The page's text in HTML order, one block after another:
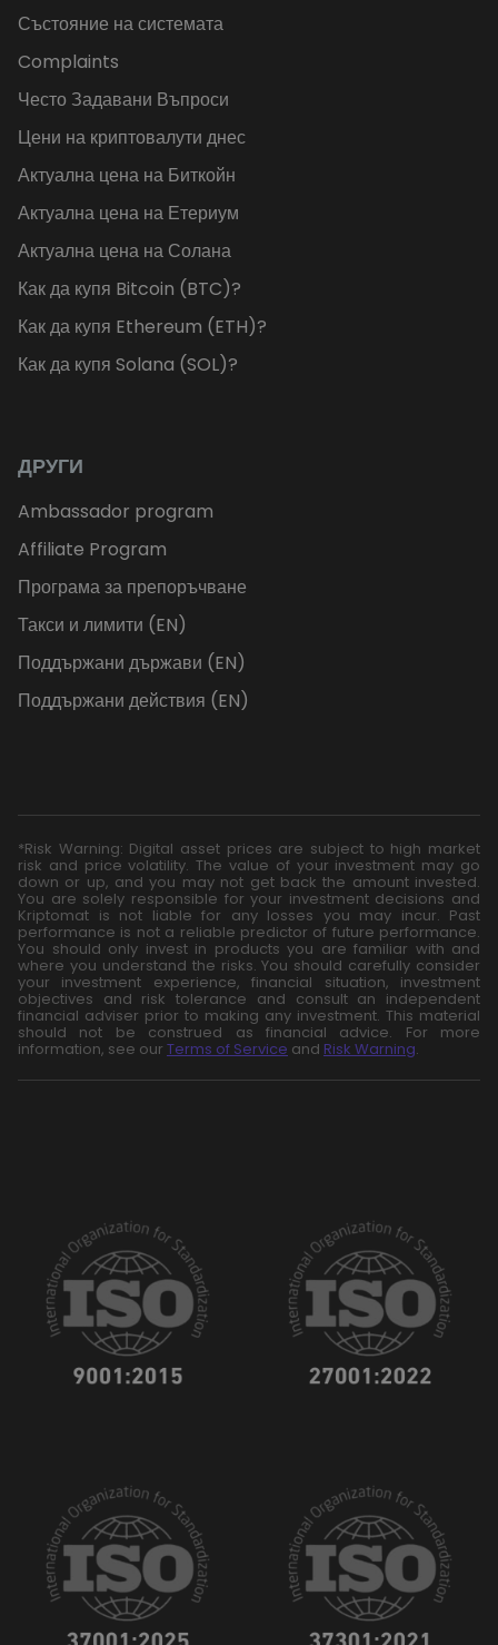
Състояние на системата
Complaints
Често Задавани Въпроси
Цени на криптовалути днес
Актуална цена на Биткойн
Актуална цена на Етериум
Актуална цена на Солана
Как да купя Bitcoin (BTC)?
Как да купя Ethereum (ETH)?
Как да купя Solana (SOL)?
ДРУГИ
Ambassador program
Affiliate Program
Програма за препоръчване
Такси и лимити (EN)
Поддържани държави (EN)
Поддържани действия (EN)
*Risk Warning: Digital asset prices are subject to high market
risk and price volatility. The value of your investment may go
down or up, and you may not get back the amount invested.
You are solely responsible for your investment decisions and
Kriptomat is not liable for any losses you may incur. Past
performance is not a reliable predictor of future performance.
You should only invest in products you are familiar with and
where you understand the risks. You should carefully consider
your investment experience, financial situation, investment
objectives and risk tolerance and consult an independent
financial adviser prior to making any investment. This material
should not be construed as financial advice. For more
information, see our Terms of Service and Risk Warning.